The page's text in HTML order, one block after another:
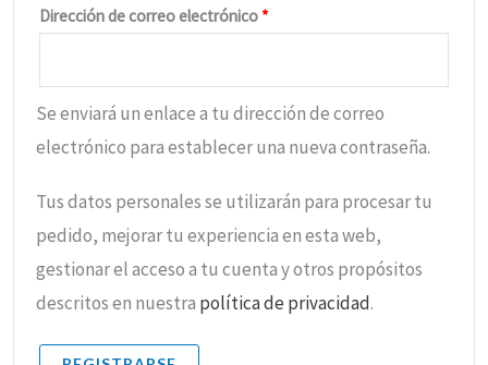
Dirección de correo electrónico *Obligatorio
Se enviará un enlace a tu dirección de correo
electrónico para establecer una nueva contraseña.
Tus datos personales se utilizarán para procesar tu
pedido, mejorar tu experiencia en esta web,
gestionar el acceso a tu cuenta y otros propósitos
descritos en nuestra política de privacidad.